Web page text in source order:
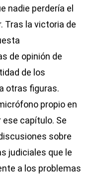
nadie perdería el
Tras la victoria de
de opinión de
de los
otras figuras.
propio en
capítulo. Se
sobre
judiciales que le
a los problemas